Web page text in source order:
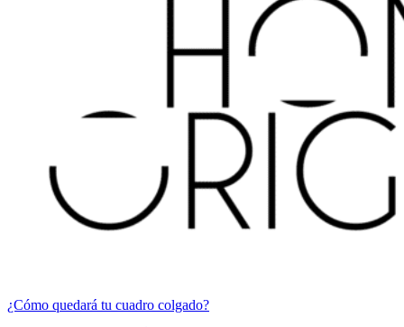
¿Cómo quedará tu cuadro colgado?